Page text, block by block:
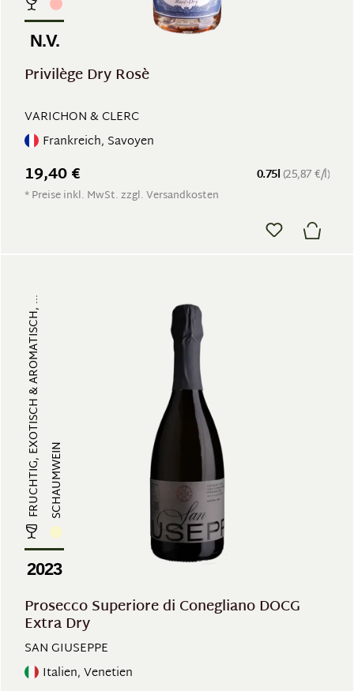
N.V.
Privilège Dry Rosè
VARICHON & CLERC
Frankreich, Savoyen
0.75l (25,87 €/l)
19,40 €
* Preise inkl. MwSt. zzgl. Versandkosten
FRUCHTIG, EXOTISCH & AROMATISCH, ...SCHAUMWEIN
2023
Prosecco Superiore di Conegliano DOCG
Extra Dry
SAN GIUSEPPE
Italien, Venetien